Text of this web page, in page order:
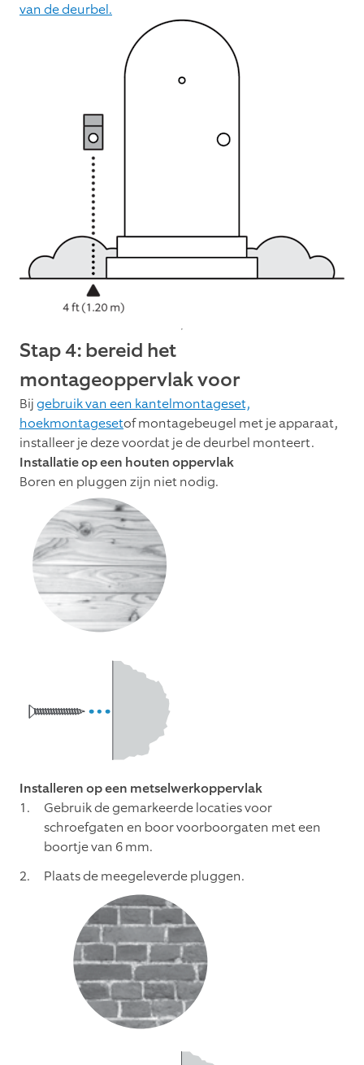
van de deurbel.
Stap 4: bereid het
montageoppervlak voor
Bijgebruik van een kantelmontageset,
hoekmontagesetof montagebeugel met je apparaat,
installeer je deze voordat je de deurbel monteert.
Installatie op een houten oppervlak
Boren en pluggen zijn niet nodig.
Installeren op een metselwerkoppervlak
Gebruik de gemarkeerde locaties voor
schroefgaten en boor voorboorgaten met een
boortje van 6 mm.
Plaats de meegeleverde pluggen.